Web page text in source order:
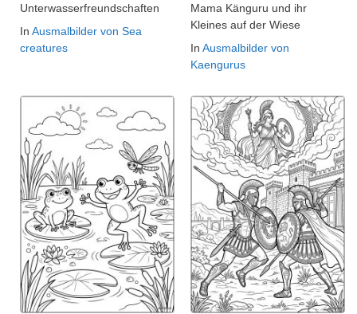
Unterwasserfreundschaften
In Ausmalbilder von Sea
creatures
Mama Känguru und ihr
Kleines auf der Wiese
In Ausmalbilder von
Kaengurus